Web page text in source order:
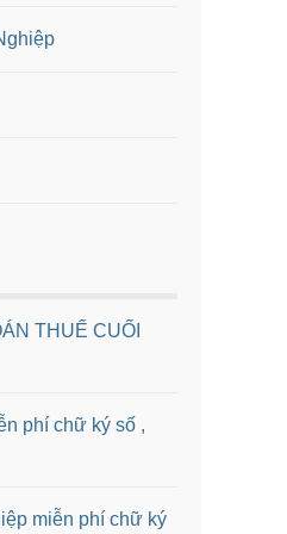
THUẾ CUỐI
phí chữ ký số ,
miễn phí chữ ký